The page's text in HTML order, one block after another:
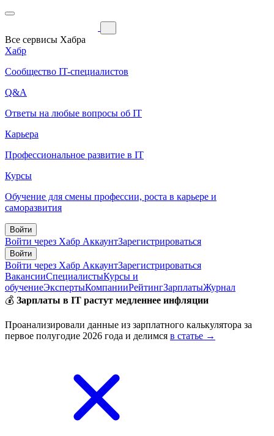
Все сервисы Хабра
Хабр
Сообщество IT-специалистов
Q&A
Ответы на любые вопросы об IT
Карьера
Профессиональное развитие в IT
Курсы
Обучение для смены профессии, роста в карьере и
саморазвития
Войти
Войти через Хабр АккаунтЗарегистрироваться
Войти
Войти через Хабр АккаунтЗарегистрироваться
ВакансииСпециалистыКурсы и
обучениеЭкспертыКомпанииРейтингЗарплатыЖурнал
💰 Зарплаты в IT растут медленнее инфляции
Проанализировали данные из зарплатного калькулятора за
первое полугодие 2026 года и делимся в статье →